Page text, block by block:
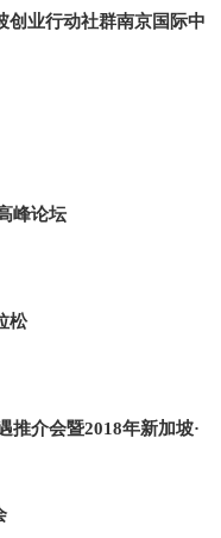
创业行动社群南京国际中
峰论坛
松
推介会暨2018年新加坡·